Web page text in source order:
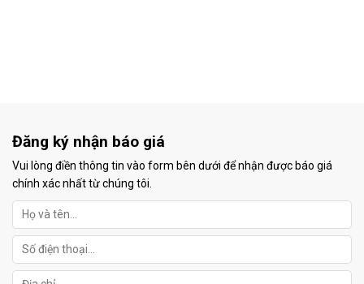
Đăng ký nhận báo giá
Vui lòng điền thông tin vào form bên dưới để nhận được báo giá
chính xác nhất từ chúng tôi.